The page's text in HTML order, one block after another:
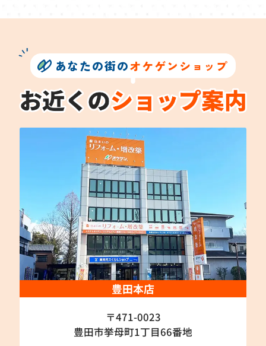
あなたの街のオケゲンショップ
豊田本店
〒471-0023
豊田市挙母町1丁目66番地